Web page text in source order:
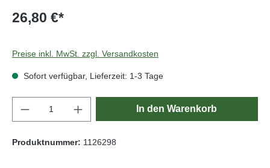
26,80 €*
Preise inkl. MwSt. zzgl. Versandkosten
Sofort verfügbar, Lieferzeit: 1-3 Tage
Produkt Anzahl: Gib den gewünschten
In den Warenkorb
Produktnummer: 1126298